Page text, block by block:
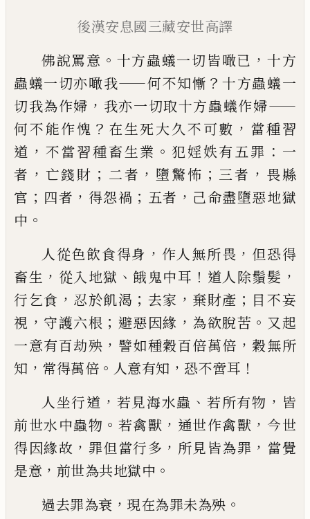
後漢安息國三藏安世高譯
佛說罵意 。 十方蟲蟻一切皆噉已 ， 十方
蟲蟻一切亦噉我——何不知慚 ？十方蟲蟻一
切我為作婦 ， 我亦一切取十方蟲蟻作婦——
何不能作愧 ？ 在生死大久不可數 ， 當種習
道 ， 不當習種畜生業 。 犯婬妷有五罪 ： 一
者 ， 亡錢財 ； 二者 ， 墮驚怖 ； 三者 ， 畏縣
官 ； 四者 ， 得怨禍 ； 五者 ， 己命盡墮惡地獄
中 。
人從色飲食得身 ， 作人無所畏 ， 但恐得
畜生 ， 從入地獄 、餓鬼中耳 ！ 道人除鬚髮 ，
行乞食 ， 忍於飢渴 ； 去家 ， 棄財產 ； 目不妄
視 ， 守護六根 ； 避惡因緣 ， 為欲脫苦 。 又起
一意有百劫殃 ， 譬如種穀百倍萬倍 ， 穀無所
知 ， 常得萬倍 。 人意有知 ， 恐不啻耳 ！
人坐行道 ， 若見海水蟲 、 若所有物 ， 皆
前世水中蟲物 。 若禽獸 ， 通世作禽獸 ， 今世
得因緣故 ， 罪但當行多 ， 所見皆為罪 ， 當覺
是意 ， 前世為共地獄中 。
過去罪為衰 ， 現在為罪未為殃 。